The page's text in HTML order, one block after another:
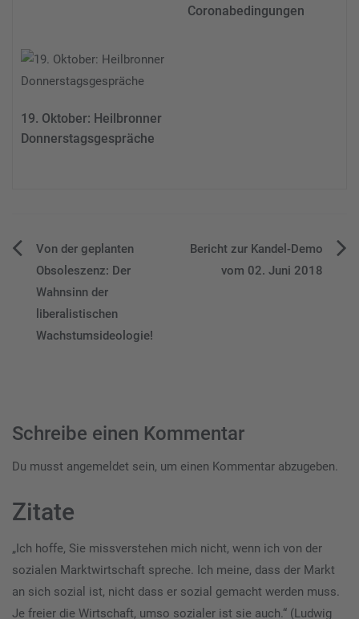
Coronabedingungen
19. Oktober: Heilbronner
Donnerstagsgespräche
Beitragsnavigation
Von der geplanten
Obsoleszenz: Der
Wahnsinn der
liberalistischen
Wachstumsideologie!
Bericht zur Kandel-Demo
vom 02. Juni 2018
Schreibe einen Kommentar
Du musst angemeldet sein, um einen Kommentar abzugeben.
Zitate
„Ich hoffe, Sie missverstehen mich nicht, wenn ich von der
sozialen Marktwirtschaft spreche. Ich meine, dass der Markt
an sich sozial ist, nicht dass er sozial gemacht werden muss.
Je freier die Wirtschaft, umso sozialer ist sie auch.“ (Ludwig